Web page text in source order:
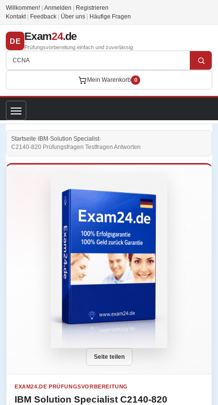
Willkommen! Anmelden
Registrieren
Kontakt
Feedback Über uns Häufige Fragen
DE Exam24.de
Prüfungsvorbereitung einfach und zuverlässig
Mein Warenkorb 0
Startseite› IBM ›Solution Specialist›
C2140-820 Prüfungsfragen Testfragen Antworten
Seite teilen
EXAM24.DE PRÜFUNGSVORBEREITUNG
IBM Solution Specialist C2140-820